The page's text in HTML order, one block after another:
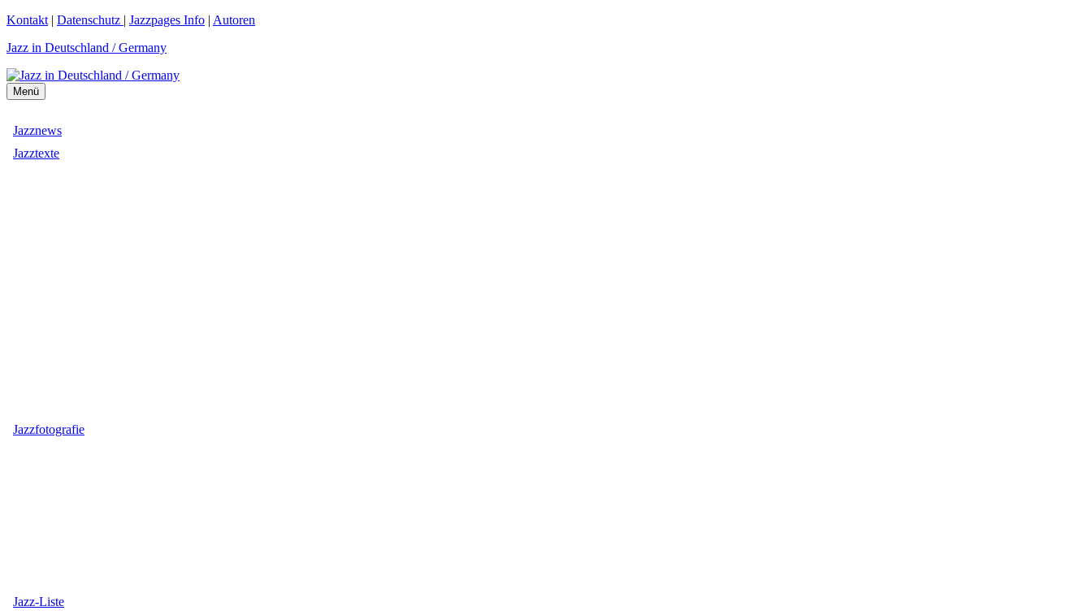
Zum
springen
Kontakt | Datenschutz | Jazzpages Info | Autoren
Jazz in Deutschland / Germany
Menü
Jazznews
Jazztexte
Jazzfotografie
Jazz-Liste